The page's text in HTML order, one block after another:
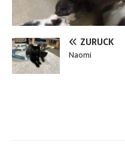
ZURÜCK
Naomi